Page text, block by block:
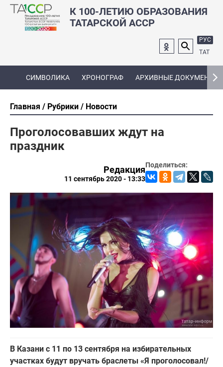
К 100-ЛЕТИЮ ОБРАЗОВАНИЯ
ТАТАРСКОЙ АССР
РУС
ТАТ
СИМВОЛИКА ХРОНОГРАФ АРХИВНЫЕ ДОКУМЕНТЫ
Главная Рубрики Новости
Проголосовавших ждут на
праздник
Поделиться:
Редакция
11 сентябрь 2020 - 13:33
В Казани с 11 по 13 сентября на избирательных
участках будут вручать браслеты «Я проголосовал!/